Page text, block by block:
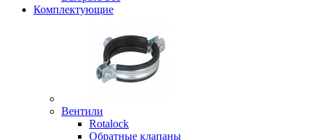
Комплектующие
Вентили
Rotalock
Обратные клапаны